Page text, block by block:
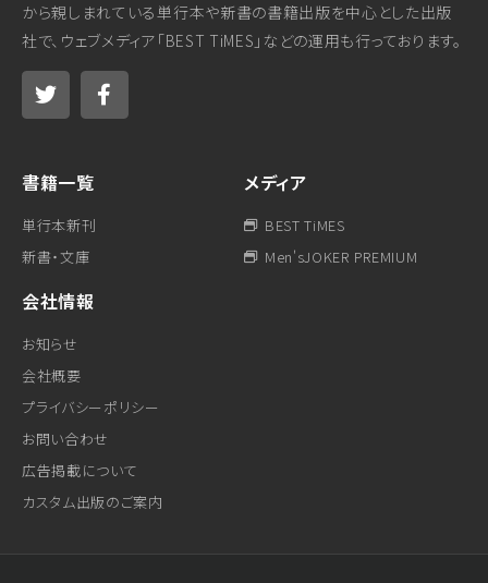
から親しまれている単行本や新書の書籍出版を中心とした出版
社で、ウェブメディア「BEST TiMES」などの運用も行っております。
書籍一覧
単行本新刊
新書・文庫
メディア
BEST TiMES
Men'sJOKER PREMIUM
会社情報
お知らせ
会社概要
プライバシーポリシー
お問い合わせ
広告掲載について
カスタム出版のご案内